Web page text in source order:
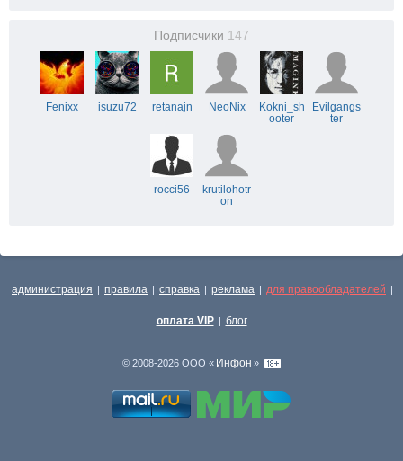
Подписчики 147
Fenixx isuzu72 retanajn NeoNix
Kokni_sh
ooter
Evilgangs
ter
rocci56
krutilohotr
on
администрация | правила | справка | реклама | для правообладателей |
оплата VIP | блог
© 2008-2026 ООО « Инфон »